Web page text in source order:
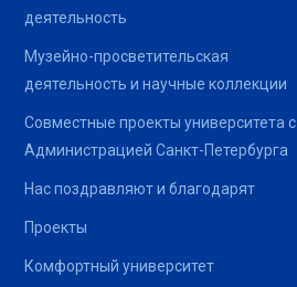
деятельность
Музейно-просветительская
деятельность и научные коллекции
Совместные проекты университета с
Администрацией Санкт-Петербурга
Нас поздравляют и благодарят
Проекты
Комфортный университет